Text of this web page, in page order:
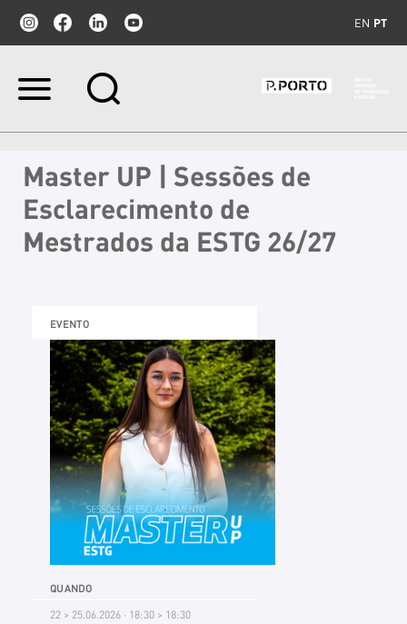
EN PT
Ir
Ir
para
navegação
Master UP | Sessões de
Esclarecimento de
Mestrados da ESTG 26/27
EVENTO
QUANDO
22 > 25.06.2026 · 18:30 > 18:30